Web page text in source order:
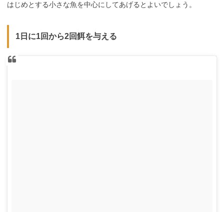
はじめとする小さな魚を中心にしてあげるとよいでしょう。
1日に1回から2回餌を与える